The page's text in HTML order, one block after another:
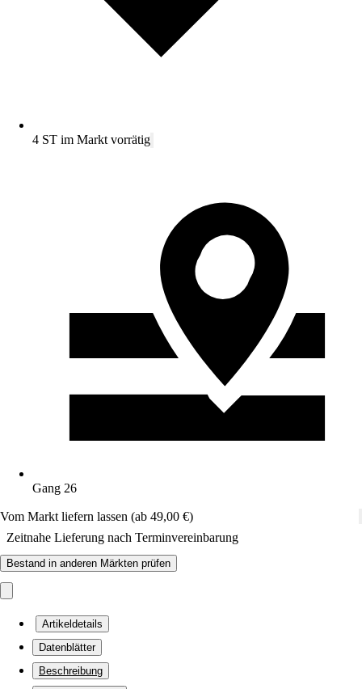
4 ST im Markt vorrätig
Gang 26
Vom Markt liefern lassen (ab 49,00 €)
Zeitnahe Lieferung nach Terminvereinbarung
Bestand in anderen Märkten prüfen
Artikeldetails
Datenblätter
Beschreibung